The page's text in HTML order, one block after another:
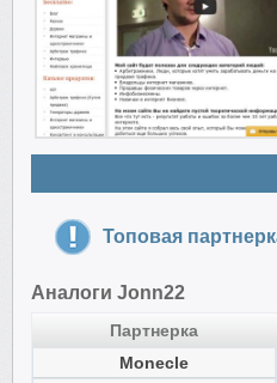
Топовая
Аналоги Jonn22
Партнерка
Monecle